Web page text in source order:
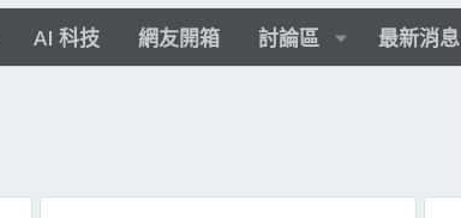
AI 科技 網友開箱 討論區 最新消息